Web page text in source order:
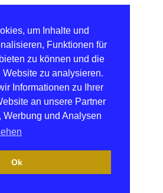
um Inhalte und
Funktionen für
zu können und die
zu analysieren.
Informationen zu Ihrer
an unsere Partner
und Analysen
Ok